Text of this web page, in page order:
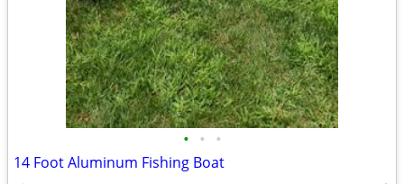
• • •
14 Foot Aluminum Fishing Boat